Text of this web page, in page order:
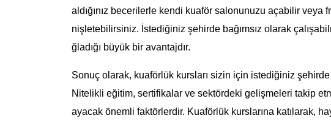
aldığınız becerilerle kendi kuaför salonunuzu açabilir veya
nişletebilirsiniz. İstediğiniz şehirde bağımsız olarak
ğladığı büyük bir avantajdır.
Sonuç olarak, kuaförlük kursları sizin için istediğiniz
Nitelikli eğitim, sertifikalar ve sektördeki gelişmeleri takip
ayacak önemli faktörlerdir. Kuaförlük kurslarına katılarak,